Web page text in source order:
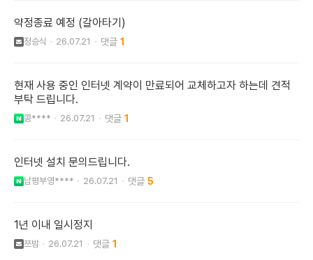
약정종료 예정 (갈아타기)
정승식 26.07.21 1
현재 사용 중인 인터넷 계약이 만료되어 교체하고자 하는데 견적
부탁 드립니다.
콩**** 26.07.21 1
인터넷 설치 문의드립니다.
남평부영**** 26.07.21 5
1년 이내 일시정지
쯔밤 26.07.21 1